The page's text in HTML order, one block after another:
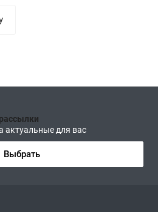
актуальные для вас
Выбрать